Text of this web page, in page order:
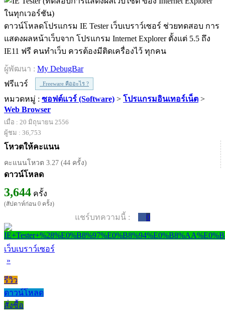
ดาวน์โหลดโปรแกรม IE Tester เว็บเบราว์เซอร์ ช่วยทดสอบ การ
แสดงผลหน้าเว็บจาก โปรแกรม Internet Explorer ตั้งแต่ 5.5 ถึง
IE11 ฟรี คนทำเว็บ ควรต้องมีติดเครื่องไว้ ทุกคน
ผู้พัฒนา : My DebugBar
ฟรีแวร์
Freeware คืออะไร ?
หมวดหมู่ : ซอฟต์แวร์ (Software) > โปรแกรมอินเทอร์เน็ต >
Web Browser
เมื่อ : 20 มิถุนายน 2556
ผู้ชม : 36,753
โหวตให้คะแนน
คะแนนโหวต 3.27 (44 ครั้ง)
ดาวน์โหลด
3,644 ครั้ง
(สัปดาห์ก่อน 0 ครั้ง)
แชร์บทความนี้ : 0
เว็บเบราว์เซอร์
»
รีวิว
ดาวน์โหลด
สั่งซื้อ